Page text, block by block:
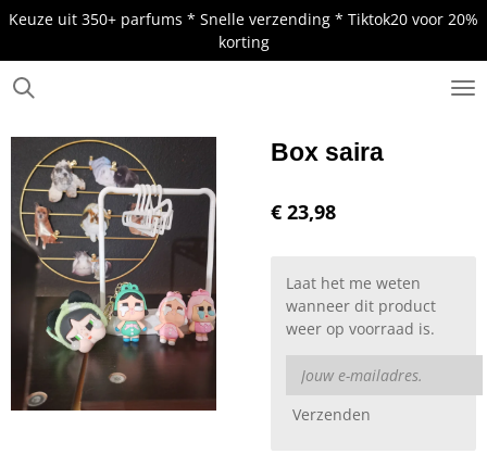
Ga
naar
de
Keuze uit 350+ parfums * Snelle verzending * Tiktok20 voor 20%
korting
Box saira
€ 23,98
Laat het me weten
wanneer dit product
weer op voorraad is.
Verzenden